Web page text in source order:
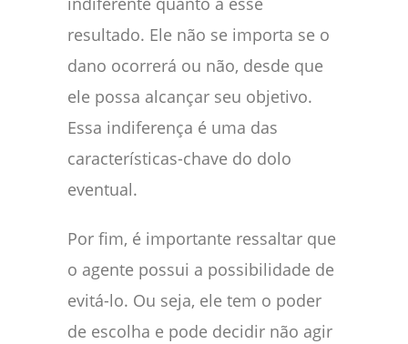
resultado. Ele não se importa se o
dano ocorrerá ou não, desde que
ele possa alcançar seu objetivo.
Essa indiferença é uma das
características-chave do dolo
eventual.
Por fim, é importante ressaltar que
o agente possui a possibilidade de
evitá-lo. Ou seja, ele tem o poder
de escolha e pode decidir não agir